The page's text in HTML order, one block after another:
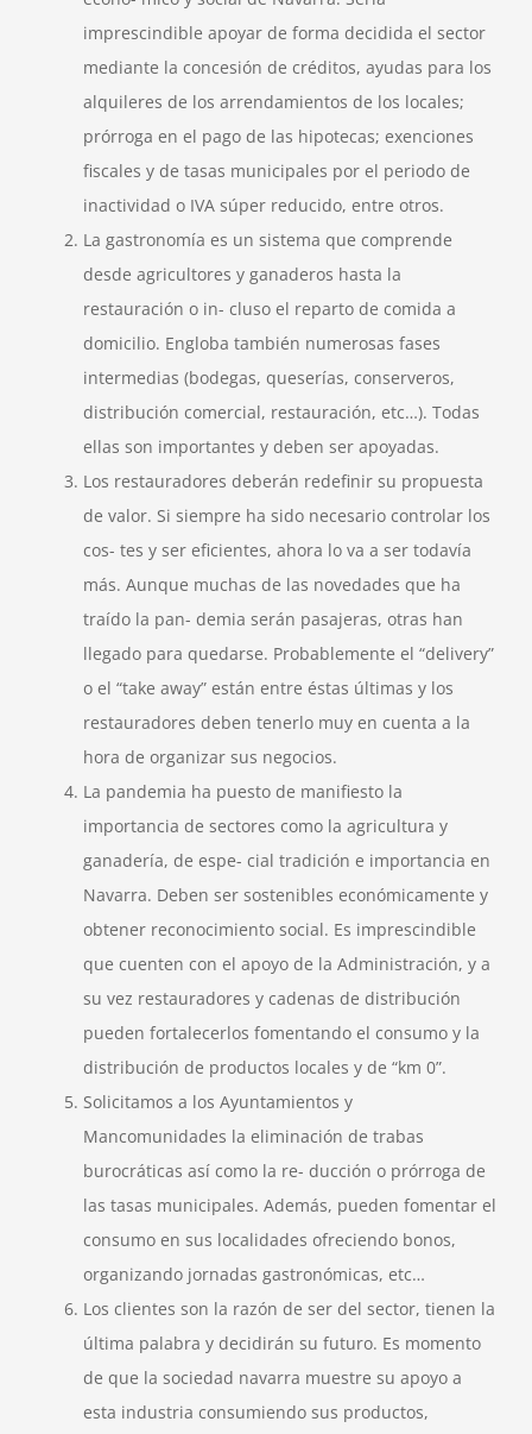
imprescindible apoyar de forma decidida el sector
mediante la concesión de créditos, ayudas para los
alquileres de los arrendamientos de los locales;
prórroga en el pago de las hipotecas; exenciones
fiscales y de tasas municipales por el periodo de
inactividad o IVA súper reducido, entre otros.
La gastronomía es un sistema que comprende
desde agricultores y ganaderos hasta la
restauración o in- cluso el reparto de comida a
domicilio. Engloba también numerosas fases
intermedias (bodegas, queserías, conserveros,
distribución comercial, restauración, etc…). Todas
ellas son importantes y deben ser apoyadas.
Los restauradores deberán redefinir su propuesta
de valor. Si siempre ha sido necesario controlar los
cos- tes y ser eficientes, ahora lo va a ser todavía
más. Aunque muchas de las novedades que ha
traído la pan- demia serán pasajeras, otras han
llegado para quedarse. Probablemente el “delivery”
o el “take away” están entre éstas últimas y los
restauradores deben tenerlo muy en cuenta a la
hora de organizar sus negocios.
La pandemia ha puesto de manifiesto la
importancia de sectores como la agricultura y
ganadería, de espe- cial tradición e importancia en
Navarra. Deben ser sostenibles económicamente y
obtener reconocimiento social. Es imprescindible
que cuenten con el apoyo de la Administración, y a
su vez restauradores y cadenas de distribución
pueden fortalecerlos fomentando el consumo y la
distribución de productos locales y de “km 0”.
Solicitamos a los Ayuntamientos y
Mancomunidades la eliminación de trabas
burocráticas así como la re- ducción o prórroga de
las tasas municipales. Además, pueden fomentar el
consumo en sus localidades ofreciendo bonos,
organizando jornadas gastronómicas, etc…
Los clientes son la razón de ser del sector, tienen la
última palabra y decidirán su futuro. Es momento
de que la sociedad navarra muestre su apoyo a
esta industria consumiendo sus productos,